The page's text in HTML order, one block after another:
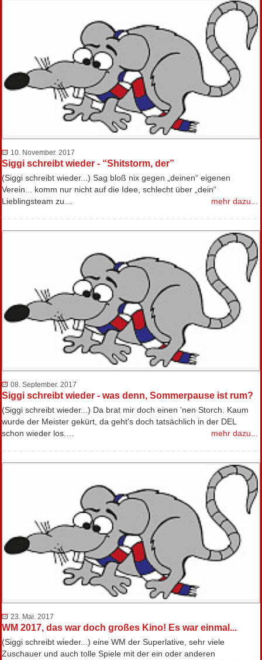
10. November. 2017
Siggi schreibt wieder - “Shitstorm, der”
(Siggi schreibt wieder...) Sag bloß nix gegen „deinen“ eigenen
Verein... komm nur nicht auf die Idee, schlecht über „dein“
Lieblingsteam zu…
mehr dazu...
08. September. 2017
Siggi schreibt wieder - was denn, Sommerpause ist rum?
(Siggi schreibt wieder...) Da brat mir doch einen 'nen Storch. Kaum
wurde der Meister gekürt, da geht's doch tatsächlich in der DEL
schon wieder los.…
mehr dazu...
23. Mai. 2017
WM 2017, das war doch großes Kino! Es war einmal...
(Siggi schreibt wieder...) eine WM der Superlative, sehr viele
Zuschauer und auch tolle Spiele mit der ein oder anderen